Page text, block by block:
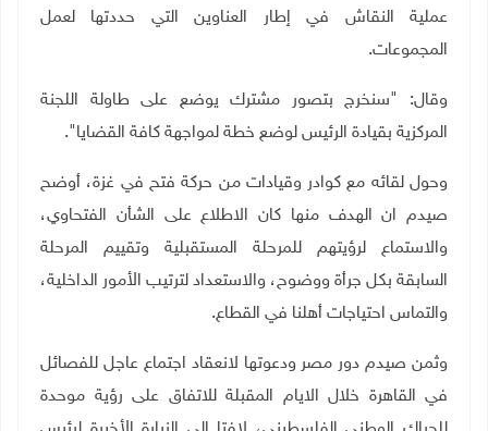
عملية النقاش في إطار العناوين التي حددتها لعمل
المجموعات.
وقال: "سنخرج بتصور مشترك يوضع على طاولة اللجنة
المركزية بقيادة الرئيس لوضع خطة لمواجهة كافة القضايا".
وحول لقائه مع كوادر وقيادات من حركة فتح في غزة، أوضح
صيدم ان الهدف منها كان الاطلاع على الشأن الفتحاوي،
والاستماع لرؤيتهم للمرحلة المستقبلية وتقييم المرحلة
السابقة بكل جرأة ووضوح، والاستعداد لترتيب الأمور الداخلية،
والتماس احتياجات أهلنا في القطاع.
وثمن صيدم دور مصر ودعوتها لانعقاد اجتماع عاجل للفصائل
في القاهرة خلال الايام المقبلة للاتفاق على رؤية موحدة